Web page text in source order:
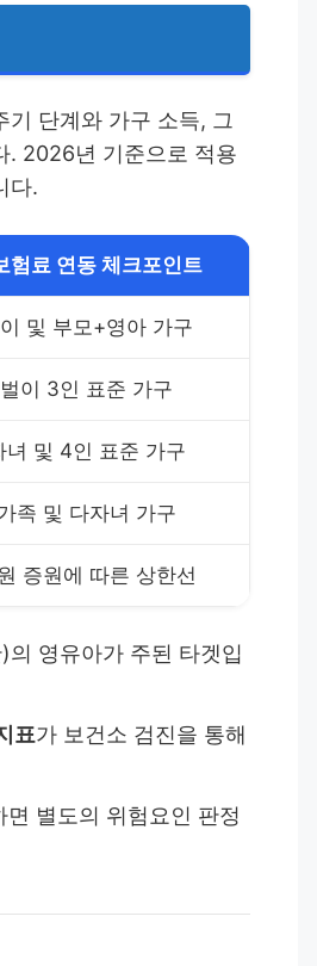
단계와 가구 소득, 그
. 2026년 기준으로 적용
다.
험료 연동 체크포인트
및 부모+영아 가구
이 3인 표준 가구
녀 및 4인 표준 가구
족 및 다자녀 가구
증원에 따른 상한선
영유아가 주된 타겟입
표가 보건소 검진을 통해
별도의 위험요인 판정